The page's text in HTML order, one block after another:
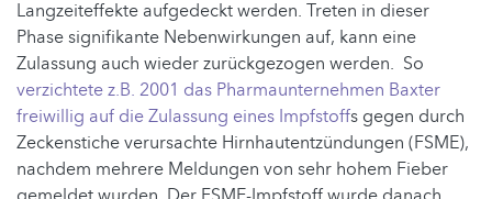
Langzeiteffekte aufgedeckt werden. Treten in dieser
Phase signifikante Nebenwirkungen auf, kann eine
Zulassung auch wieder zurückgezogen werden. So
verzichtete z.B. 2001 das Pharmaunternehmen Baxter
freiwillig auf die Zulassung eines Impfstoffs gegen durch
Zeckenstiche verursachte Hirnhautentzündungen (FSME),
nachdem mehrere Meldungen von sehr hohem Fieber